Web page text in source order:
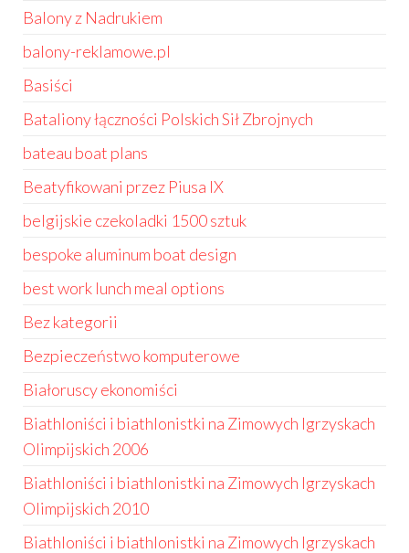
Balony z Nadrukiem
balony-reklamowe.pl
Basiści
Bataliony łączności Polskich Sił Zbrojnych
bateau boat plans
Beatyfikowani przez Piusa IX
belgijskie czekoladki 1500 sztuk
bespoke aluminum boat design
best work lunch meal options
Bez kategorii
Bezpieczeństwo komputerowe
Białoruscy ekonomiści
Biathloniści i biathlonistki na Zimowych Igrzyskach
Olimpijskich 2006
Biathloniści i biathlonistki na Zimowych Igrzyskach
Olimpijskich 2010
Biathloniści i biathlonistki na Zimowych Igrzyskach